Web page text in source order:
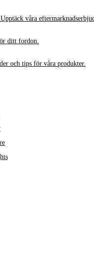
våra
ditt fordon.
och tips för våra produkter.